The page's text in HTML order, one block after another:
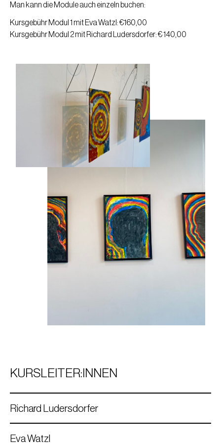
Man kann die Module auch einzeln buchen:
Kursgebühr Modul 1 mit Eva Watzl: €160,00
Kursgebühr Modul 2 mit Richard Ludersdorfer: € 140,00
KURSLEITER:INNEN
Richard Ludersdorfer
Eva Watzl